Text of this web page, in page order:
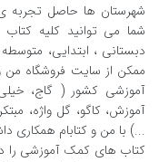
شهرستان ها حاصل تجربه
شما می توانید کلیه
دبستانی ، ابتدایی،
ممکن از سایت فروشگاه من
آموزشی کشور ( گاج، خیلی
آموزش، کاگو، گل واژه،
...) با من و کتابام همکاری
کتاب های کمک آموزشی را